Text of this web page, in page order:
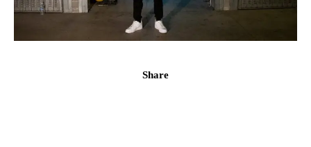
Share